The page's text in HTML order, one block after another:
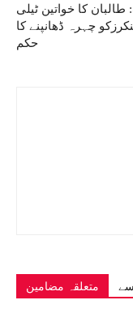
طالبان کا خواتین ٹیلی
چہرہ ڈھانپنے کا
حکم
متعلقہ مضامین